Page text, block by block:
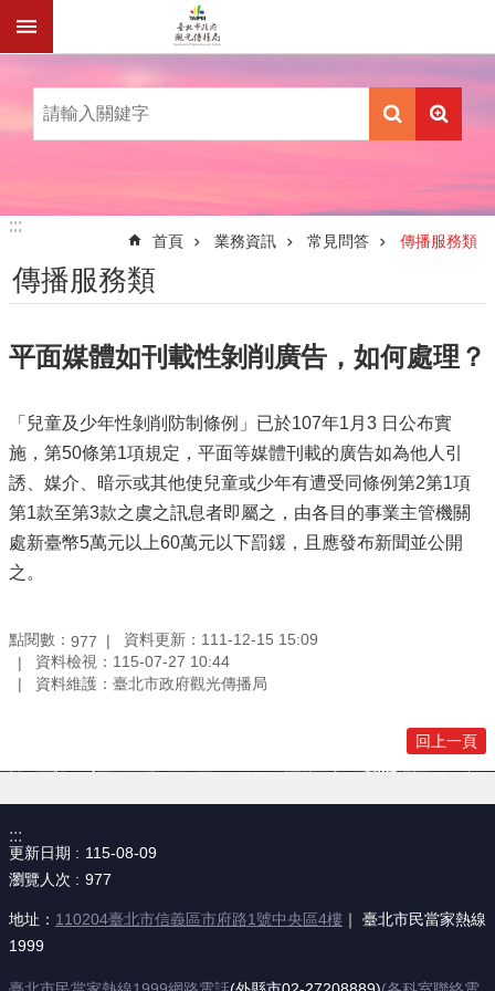
跳到主要內容區塊
:::
:::
首頁 業務資訊 常見問答 傳播服務類
傳播服務類
平面媒體如刊載性剝削廣告，如何處理？
「兒童及少年性剝削防制條例」已於107年1月3 日公布實
施，第50條第1項規定，平面等媒體刊載的廣告如為他人引
誘、媒介、暗示或其他使兒童或少年有遭受同條例第2第1項
第1款至第3款之虞之訊息者即屬之，由各目的事業主管機關
處新臺幣5萬元以上60萬元以下罰鍰，且應發布新聞並公開
之。
點閱數： 977
資料更新：111-12-15 15:09
資料檢視：115-07-27 10:44
資料維護：臺北市政府觀光傳播局
回上一頁
:::
更新日期
115-08-09
瀏覽人次
977
地址： 110204臺北市信義區市府路1號中央區4樓 ｜ 臺北市民當家熱線
1999